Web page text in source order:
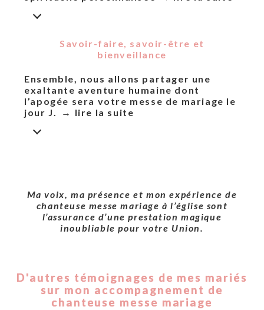
Savoir-faire, savoir-être et
bienveillance
Ensemble, nous allons partager une
exaltante aventure humaine dont
l’apogée sera votre messe de mariage le
jour J.
Ma voix, ma présence et mon expérience de
chanteuse messe mariage à l’église sont
l’assurance d’une prestation magique
inoubliable pour votre Union.
D'autres témoignages de mes mariés
sur mon accompagnement de
chanteuse messe mariage